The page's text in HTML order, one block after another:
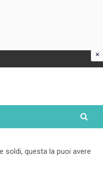
soldi, questa la puoi avere
×